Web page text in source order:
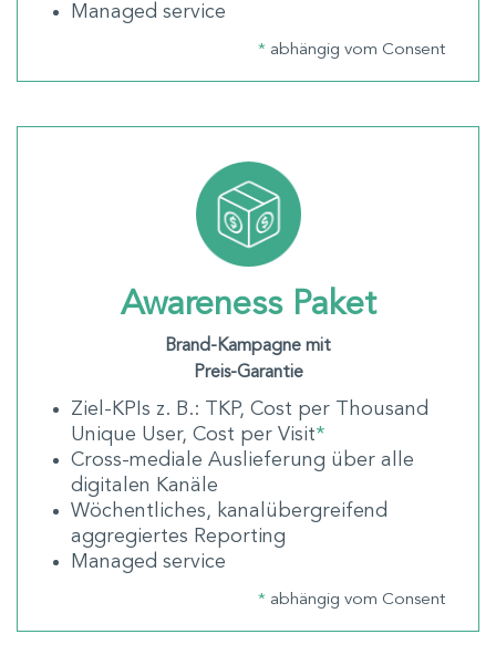
Managed service
* abhängig vom Consent
Awareness Paket
Brand-Kampagne mit
Preis-Garantie
Ziel-KPIs z. B.: TKP, Cost per Thousand
Unique User, Cost per Visit*
Cross-mediale Auslieferung über alle
digitalen Kanäle
Wöchentliches, kanalübergreifend
aggregiertes Reporting
Managed service
* abhängig vom Consent